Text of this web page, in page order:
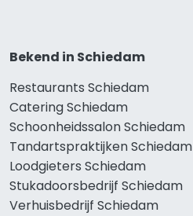
Bekend in Schiedam
Restaurants Schiedam
Catering Schiedam
Schoonheidssalon Schiedam
Tandartspraktijken Schiedam
Loodgieters Schiedam
Stukadoorsbedrijf Schiedam
Verhuisbedrijf Schiedam